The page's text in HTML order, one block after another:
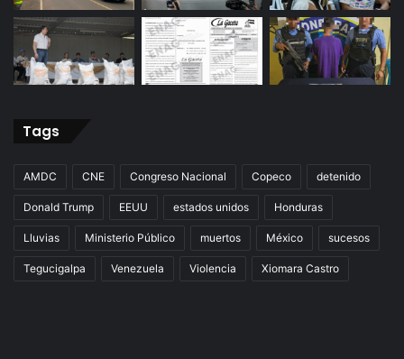
Tags
AMDC CNE Congreso Nacional Copeco detenido
Donald Trump EEUU estados unidos Honduras
Lluvias Ministerio Público muertos México sucesos
Tegucigalpa Venezuela Violencia Xiomara Castro